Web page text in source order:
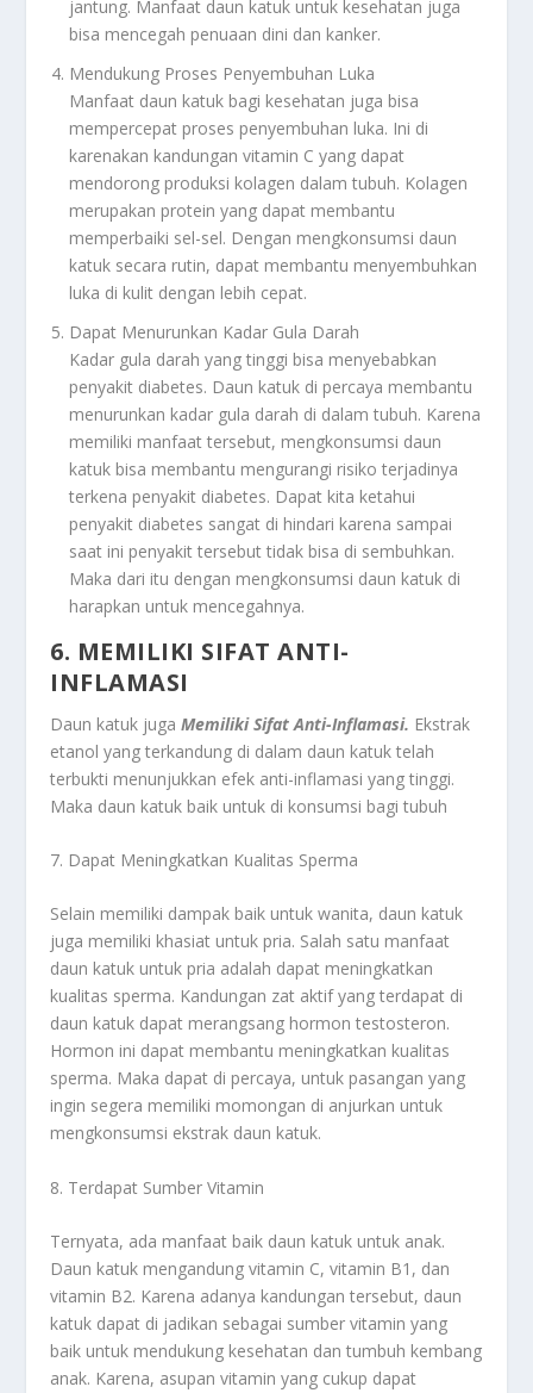
jantung. Manfaat daun katuk untuk kesehatan juga
bisa mencegah penuaan dini dan kanker.
Mendukung Proses Penyembuhan Luka
Manfaat daun katuk bagi kesehatan juga bisa
mempercepat proses penyembuhan luka. Ini di
karenakan kandungan vitamin C yang dapat
mendorong produksi kolagen dalam tubuh. Kolagen
merupakan protein yang dapat membantu
memperbaiki sel-sel. Dengan mengkonsumsi daun
katuk secara rutin, dapat membantu menyembuhkan
luka di kulit dengan lebih cepat.
Dapat Menurunkan Kadar Gula Darah
Kadar gula darah yang tinggi bisa menyebabkan
penyakit diabetes. Daun katuk di percaya membantu
menurunkan kadar gula darah di dalam tubuh. Karena
memiliki manfaat tersebut, mengkonsumsi daun
katuk bisa membantu mengurangi risiko terjadinya
terkena penyakit diabetes. Dapat kita ketahui
penyakit diabetes sangat di hindari karena sampai
saat ini penyakit tersebut tidak bisa di sembuhkan.
Maka dari itu dengan mengkonsumsi daun katuk di
harapkan untuk mencegahnya.
6. MEMILIKI SIFAT ANTI-
INFLAMASI
Daun katuk jugaMemiliki Sifat Anti-Inflamasi. Ekstrak
etanol yang terkandung di dalam daun katuk telah
terbukti menunjukkan efek anti-inflamasi yang tinggi.
Maka daun katuk baik untuk di konsumsi bagi tubuh
7. Dapat Meningkatkan Kualitas Sperma
Selain memiliki dampak baik untuk wanita, daun katuk
juga memiliki khasiat untuk pria. Salah satu manfaat
daun katuk untuk pria adalah dapat meningkatkan
kualitas sperma. Kandungan zat aktif yang terdapat di
daun katuk dapat merangsang hormon testosteron.
Hormon ini dapat membantu meningkatkan kualitas
sperma. Maka dapat di percaya, untuk pasangan yang
ingin segera memiliki momongan di anjurkan untuk
mengkonsumsi ekstrak daun katuk.
8. Terdapat Sumber Vitamin
Ternyata, ada manfaat baik daun katuk untuk anak.
Daun katuk mengandung vitamin C, vitamin B1, dan
vitamin B2. Karena adanya kandungan tersebut, daun
katuk dapat di jadikan sebagai sumber vitamin yang
baik untuk mendukung kesehatan dan tumbuh kembang
anak. Karena, asupan vitamin yang cukup dapat